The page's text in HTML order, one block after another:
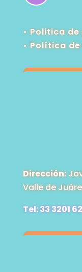
• Politica
•Política
Dirección:
Valle de
Tel: 33 3201